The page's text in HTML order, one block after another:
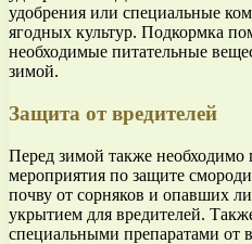
удобрения или специальные
ягодных культур. Подкормка
необходимые питательные
зимой.
Защита от вредителей
Перед зимой также необходимо
мероприятия по защите
почву от сорняков и опавших
укрытием для вредителей.
специальными препаратами от